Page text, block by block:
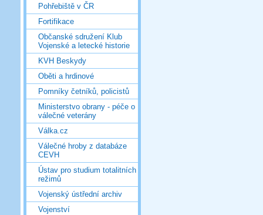
Pohřebiště v ČR
Fortifikace
Občanské sdružení Klub
Vojenské a letecké historie
KVH Beskydy
Oběti a hrdinové
Pomníky četníků, policistů
Ministerstvo obrany - péče o
válečné veterány
Válka.cz
Válečné hroby z databáze
CEVH
Ústav pro studium totalitních
režimů
Vojenský ústřední archiv
Vojenství